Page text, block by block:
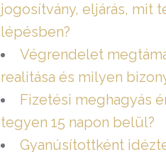
jogosítvány, eljárás, mit
lépésben?
Végrendelet
realitása és milyen
Fizetési meghagyás
tegyen 15 napon belül?
Gyanúsítottként